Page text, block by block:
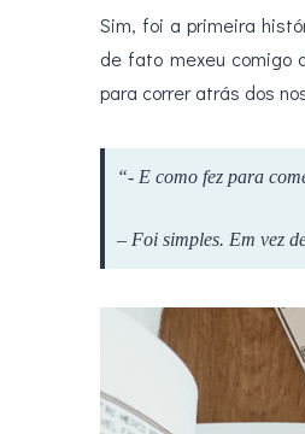
Sim, foi a primeira
de fato mexeu comigo
para correr atrás dos
“- E como fez para
– Foi simples. Em vez